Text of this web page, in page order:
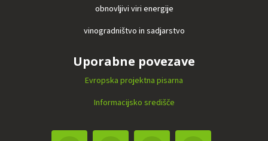
obnovljivi viri energije
vinogradništvo in sadjarstvo
Uporabne povezave
Evropska projektna pisarna
Informacijsko središče